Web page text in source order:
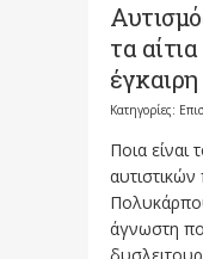
τα
Κατηγορίες:
Ποια είναι
άγνωστη